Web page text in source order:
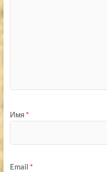
Имя *
Email *